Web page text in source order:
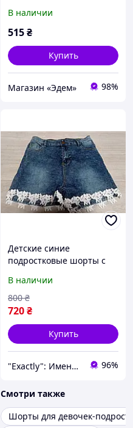
(15-16 лет)
В наличии
515₴
Купить
Магазин «Эдем» 98%
Детские синие
подростковые шорты с
девочки подростка
Венгрия A&M 12-16 лет
В наличии
720₴
800 ₴
Купить
"Exactly": Именно то, что Вы искали! 96%
Смотри также
Шорты для девочек-